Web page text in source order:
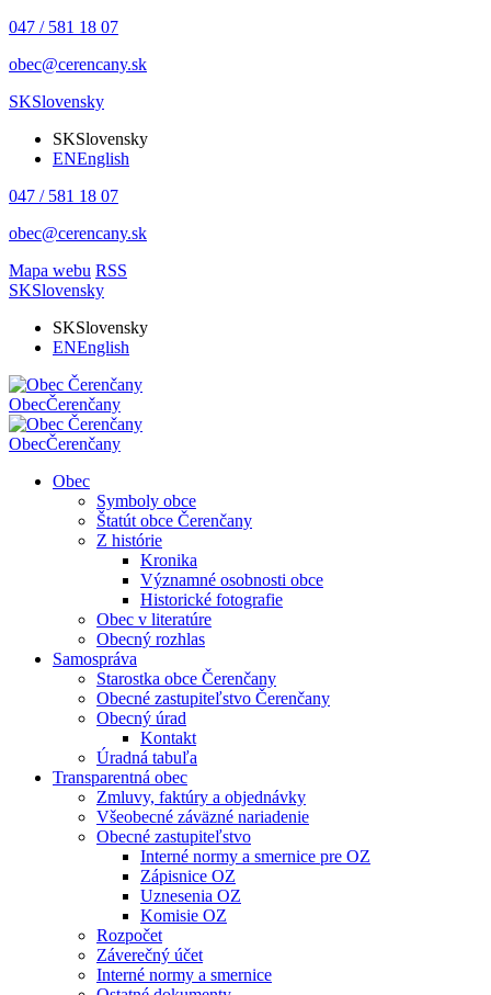
047 / 581 18 07
obec@cerencany.sk
SKSlovensky
SKSlovensky
ENEnglish
047 / 581 18 07
obec@cerencany.sk
Mapa webu RSS
SKSlovensky
SKSlovensky
ENEnglish
ObecČerenčany
ObecČerenčany
Obec
Symboly obce
Štatút obce Čerenčany
Z histórie
Kronika
Významné osobnosti obce
Historické fotografie
Obec v literatúre
Obecný rozhlas
Samospráva
Starostka obce Čerenčany
Obecné zastupiteľstvo Čerenčany
Obecný úrad
Kontakt
Úradná tabuľa
Transparentná obec
Zmluvy, faktúry a objednávky
Všeobecné záväzné nariadenie
Obecné zastupiteľstvo
Interné normy a smernice pre OZ
Zápisnice OZ
Uznesenia OZ
Komisie OZ
Rozpočet
Záverečný účet
Interné normy a smernice